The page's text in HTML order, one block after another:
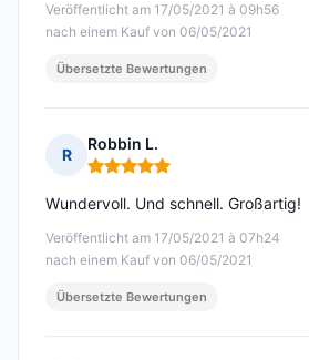
Veröffentlicht am 17/05/2021 à 09h56
nach einem Kauf von 06/05/2021
Übersetzte Bewertungen
R
Robbin L.
Hinweis: 5 von 5
Veröffentlicht am 17/05/2021 à 07h24
nach einem Kauf von 06/05/2021
Wundervoll. Und schnell. Großartig!
Übersetzte Bewertungen